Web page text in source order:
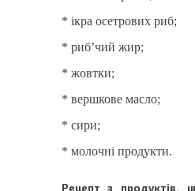
* ікра осетрових риб;
* риб’чий жир;
* жовтки;
* вершкове масло;
* сири;
* молочні продукти.
Рецепт з продуктів,